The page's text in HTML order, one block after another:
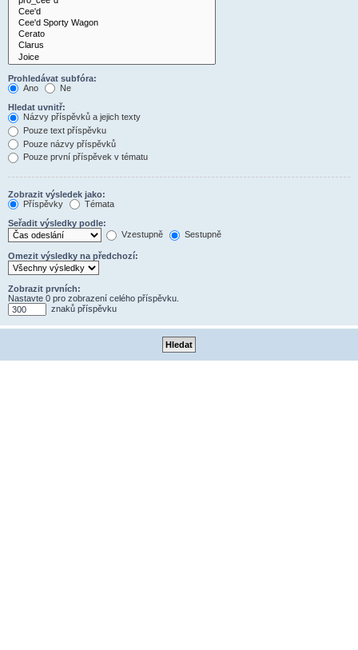
Prohledávat subfóra:
Ano
Ne
Hledat uvnitř:
Názvy příspěvků a jejich texty
Pouze text příspěvku
Pouze názvy příspěvků
Pouze první příspěvek v tématu
Zobrazit výsledek jako:
Příspěvky
Témata
Seřadit výsledky podle:
Vzestupně
Sestupně
Omezit výsledky na předchozí:
Zobrazit prvních:
Nastavte 0 pro zobrazení celého příspěvku.
znaků příspěvku